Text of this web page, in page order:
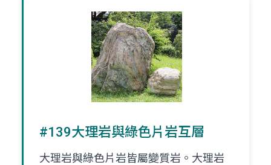
#139大理岩與綠色片岩互層
大理岩與綠色片岩皆屬變質岩。大理岩